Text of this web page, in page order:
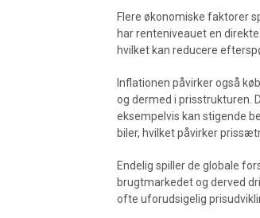
Flere økonomiske faktorer
har renteniveauet en
hvilket kan reducere
Inflationen påvirker også
og dermed i prisstrukturen.
eksempelvis kan stigende
biler, hvilket påvirker
Endelig spiller de globale
brugtmarkedet og derved
ofte uforudsigelig